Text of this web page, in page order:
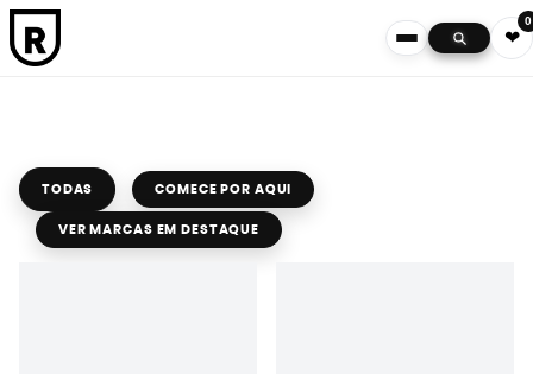
❤
0
TODAS COMECE POR AQUI
VER MARCAS EM DESTAQUE